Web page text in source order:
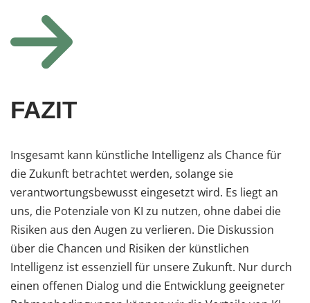
FAZIT
Insgesamt kann künstliche Intelligenz als Chance für
die Zukunft betrachtet werden, solange sie
verantwortungsbewusst eingesetzt wird. Es liegt an
uns, die Potenziale von KI zu nutzen, ohne dabei die
Risiken aus den Augen zu verlieren. Die Diskussion
über die Chancen und Risiken der künstlichen
Intelligenz ist essenziell für unsere Zukunft. Nur durch
einen offenen Dialog und die Entwicklung geeigneter